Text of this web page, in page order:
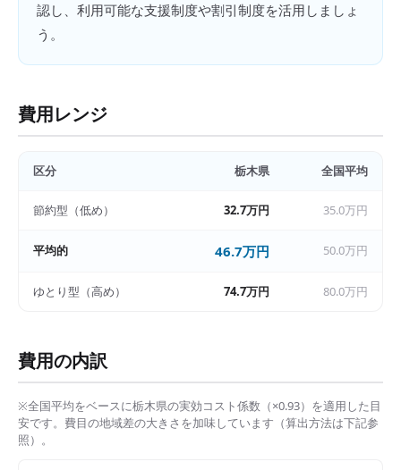
認し、利用可能な支援制度や割引制度を活用しましょ
う。
費用レンジ
区分 栃木県 全国平均
節約型（低め） 32.7万円 35.0万円
平均的 46.7万円 50.0万円
ゆとり型（高め） 74.7万円 80.0万円
費用の内訳
※全国平均をベースに栃木県の実効コスト係数（×0.93）を適用した目
安です。費目の地域差の大きさを加味しています（算出方法は下記参
照）。